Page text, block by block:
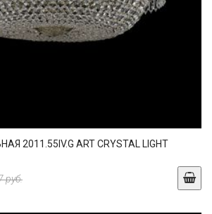
2011.55IV.G ART CRYSTAL LIGHT
руб.